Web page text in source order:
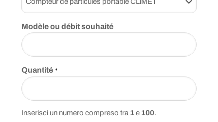
Modèle ou débit souhaité
Quantité *
Inserisci un numero compreso tra 1e 100.